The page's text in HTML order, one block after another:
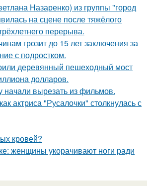
Назаренко) из группы "город
на сцене после тяжёлого
перерыва.
грозит до 15 лет заключения за
с подростком.
деревянный пешеходный мост
долларов.
начали вырезать из фильмов.
актриса "Русалочки" столкнулась с
кровей?
женщины укорачивают ноги ради